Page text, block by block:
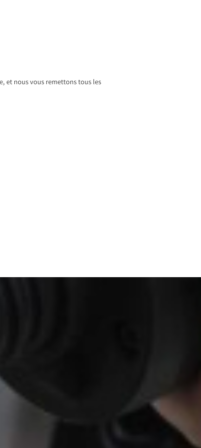
et nous vous remettons tous les